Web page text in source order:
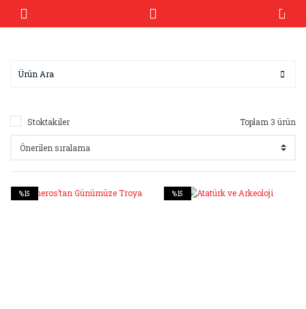
Stoktakiler Toplam 3 ürün
%15 %15